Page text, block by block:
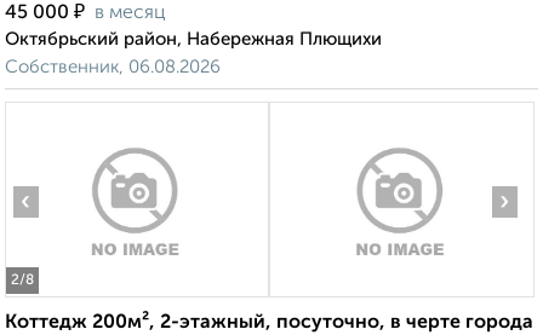
45 000 ₽ в месяц
Октябрьский район, Набережная Плющихи
Собственник, 06.08.2026
2/8
‹ ›
Коттедж 200м², 2-этажный, посуточно, в черте города